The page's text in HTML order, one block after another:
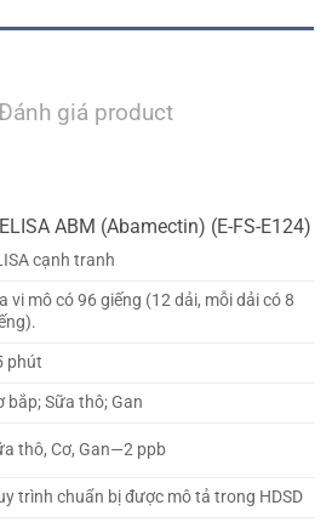
giá product
ABM (Abamectin) (E-FS-E124)
cạnh tranh
vi mô có 96 giếng (12 dải, mỗi dải có 8
phút
bắp; Sữa thô; Gan
thô, Cơ, Gan—2 ppb
trình chuẩn bị được mô tả trong HDSD